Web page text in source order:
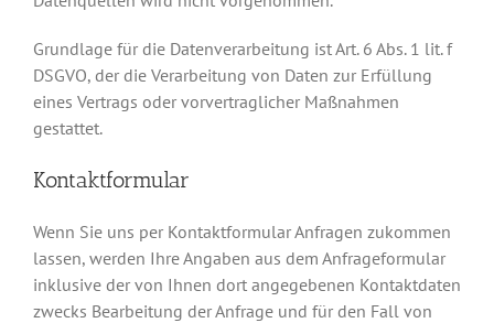
Grundlage für die Datenverarbeitung ist Art. 6 Abs. 1 lit. f
DSGVO, der die Verarbeitung von Daten zur Erfüllung
eines Vertrags oder vorvertraglicher Maßnahmen
gestattet.
Kontaktformular
Wenn Sie uns per Kontaktformular Anfragen zukommen
lassen, werden Ihre Angaben aus dem Anfrageformular
inklusive der von Ihnen dort angegebenen Kontaktdaten
zwecks Bearbeitung der Anfrage und für den Fall von